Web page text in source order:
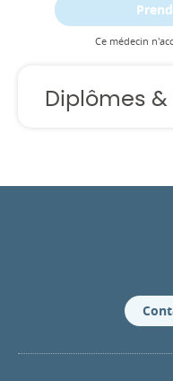
Ce médecin
Diplômes